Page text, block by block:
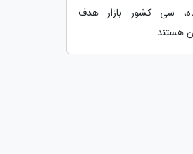
سی کشور بازار هدف
هستند.